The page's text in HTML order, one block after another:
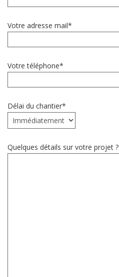
Votre adresse mail*
Votre téléphone*
Délai du chantier*
Quelques détails sur votre projet ?